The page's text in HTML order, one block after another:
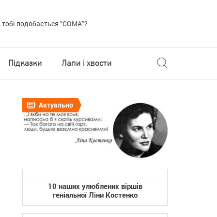
подобається “COMA”?
Підказки Лапи і хвости
Актуально
10 наших улюблених віршів
геніальної Ліни Костенко